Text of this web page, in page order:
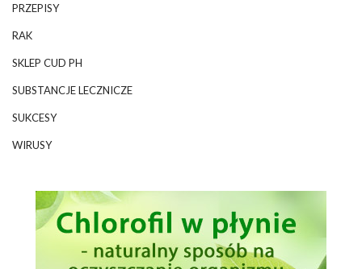
PRZEPISY
RAK
SKLEP CUD PH
SUBSTANCJE LECZNICZE
SUKCESY
WIRUSY